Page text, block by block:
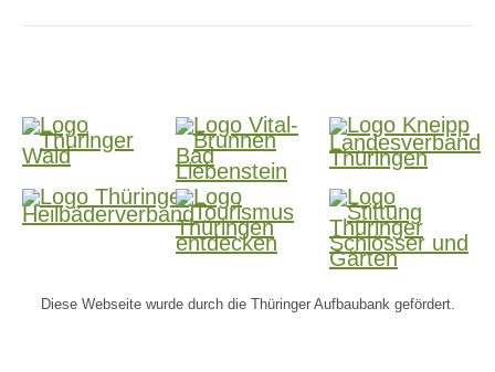
Diese Webseite wurde durch die Thüringer Aufbaubank gefördert.